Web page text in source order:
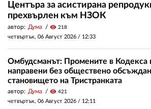
Центъра за асистирана
прехвърлен към НЗОК
автор: Дума visibility 218
четвъртък, 06 Август 2026 / 12:33
Омбудсманът: Промените в Кодекса
направени без обществено
становището на Тристранката
автор: Дума visibility 421
четвъртък, 06 Август 2026 / 12:11